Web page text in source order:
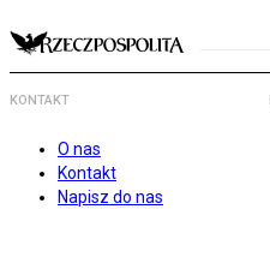
KONTAKT
O nas
Kontakt
Napisz do nas